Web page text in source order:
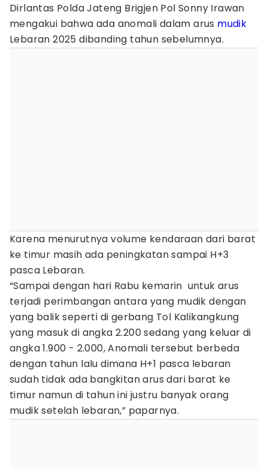
Dirlantas Polda Jateng Brigjen Pol Sonny Irawan
mengakui bahwa ada anomali dalam arus mudik
Lebaran 2025 dibanding tahun sebelumnya.
Karena menurutnya volume kendaraan dari barat
ke timur masih ada peningkatan sampai H+3
pasca Lebaran.
“Sampai dengan hari Rabu kemarin untuk arus
terjadi perimbangan antara yang mudik dengan
yang balik seperti di gerbang Tol Kalikangkung
yang masuk di angka 2.200 sedang yang keluar di
angka 1.900 - 2.000, Anomali tersebut berbeda
dengan tahun lalu dimana H+1 pasca lebaran
sudah tidak ada bangkitan arus dari barat ke
timur namun di tahun ini justru banyak orang
mudik setelah lebaran,” paparnya.